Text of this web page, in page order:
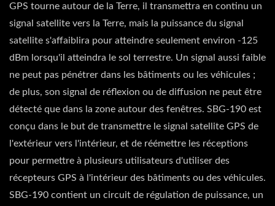
GPS tourne autour de la Terre, il transmettra en continu un
signal satellite vers la Terre, mais la puissance du signal
satellite s'affaiblira pour atteindre seulement environ -125
dBm lorsqu'il atteindra le sol terrestre. Un signal aussi faible
ne peut pas pénétrer dans les bâtiments ou les véhicules ;
de plus, son signal de réflexion ou de diffusion ne peut être
détecté que dans la zone autour des fenêtres. SBG-190 est
conçu dans le but de transmettre le signal satellite GPS de
l'extérieur vers l'intérieur, et de réémettre les réceptions
pour permettre à plusieurs utilisateurs d'utiliser des
récepteurs GPS à l'intérieur des bâtiments ou des véhicules.
SBG-190 contient un circuit de régulation de puissance, un